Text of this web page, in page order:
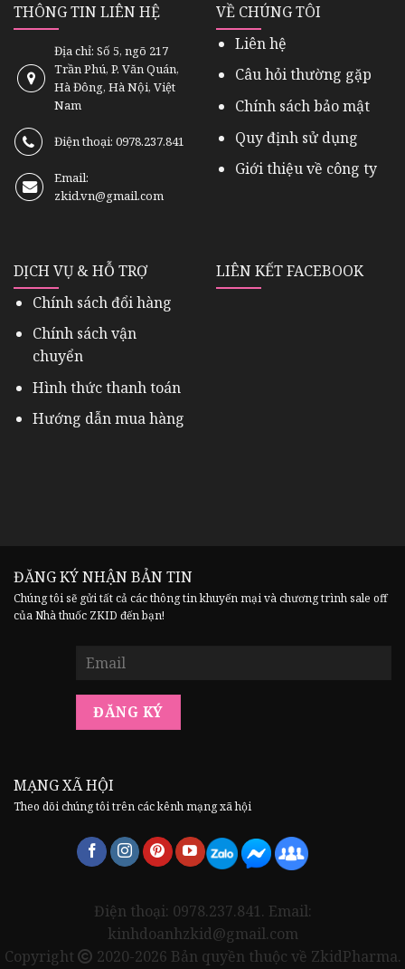
THÔNG TIN LIÊN HỆ
Địa chỉ: Số 5, ngõ 217
Trần Phú, P. Văn Quán,
Hà Đông, Hà Nội, Việt
Nam
Điện thoại: 0978.237.841
Email:
zkid.vn@gmail.com
VỀ CHÚNG TÔI
Liên hệ
Câu hỏi thường gặp
Chính sách bảo mật
Quy định sử dụng
Giới thiệu về công ty
DỊCH VỤ & HỖ TRỢ
Chính sách đổi hàng
Chính sách vận
chuyển
Hình thức thanh toán
Hướng dẫn mua hàng
LIÊN KẾT FACEBOOK
ĐĂNG KÝ NHẬN BẢN TIN
Chúng tôi sẽ gửi tất cả các thông tin khuyến mại và chương trình sale off
của Nhà thuốc ZKID đến bạn!
MẠNG XÃ HỘI
Theo dõi chúng tôi trên các kênh mạng xã hội
Điện thoại: 0978.237.841. Email:
kinhdoanhzkid@gmail.com
Copyright
2020-2026 Bản quyền thuộc về ZkidPharma.